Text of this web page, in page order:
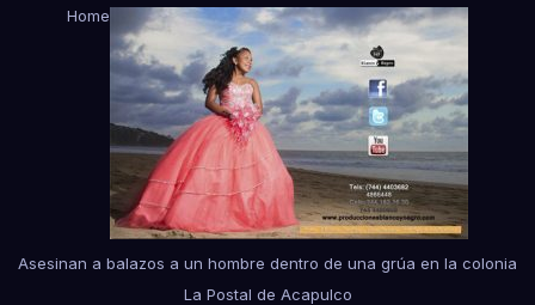
Home
Asesinan a balazos a un hombre dentro de una grúa en la colonia
La Postal de Acapulco